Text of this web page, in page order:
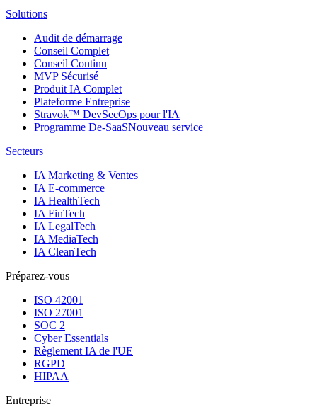
Solutions
Audit de démarrage
Conseil Complet
Conseil Continu
MVP Sécurisé
Produit IA Complet
Plateforme Entreprise
Stravok™ DevSecOps pour l'IA
Programme De-SaaSNouveau service
Secteurs
IA Marketing & Ventes
IA E-commerce
IA HealthTech
IA FinTech
IA LegalTech
IA MediaTech
IA CleanTech
Préparez-vous
ISO 42001
ISO 27001
SOC 2
Cyber Essentials
Règlement IA de l'UE
RGPD
HIPAA
Entreprise